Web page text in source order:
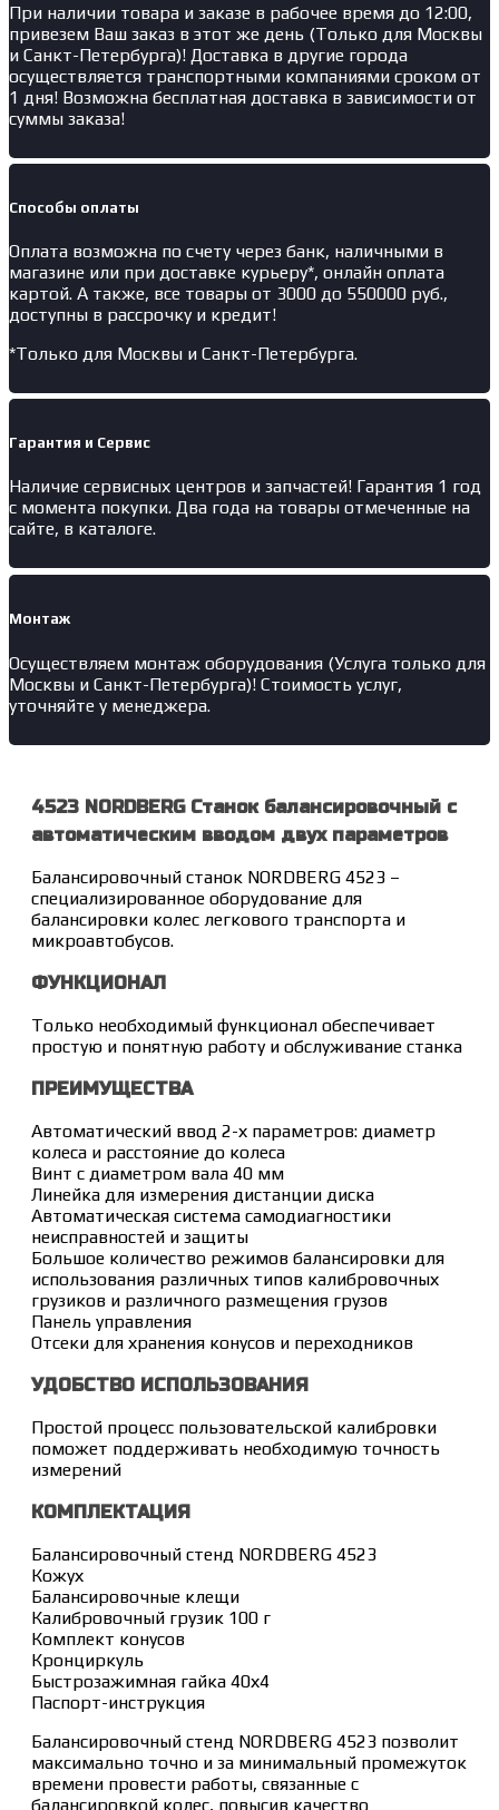
При наличии товара и заказе в рабочее время до 12:00,
привезем Ваш заказ в этот же день (Только для Москвы
и Санкт-Петербурга)! Доставка в другие города
осуществляется транспортными компаниями сроком от
1 дня! Возможна бесплатная доставка в зависимости от
суммы заказа!
Способы оплаты
Оплата возможна по счету через банк, наличными в
магазине или при доставке курьеру*, онлайн оплата
картой. А также, все товары от 3000 до 550000 руб.,
доступны в рассрочку и кредит!
*Только для Москвы и Санкт-Петербурга.
Гарантия и Сервис
Наличие сервисных центров и запчастей! Гарантия 1 год
с момента покупки. Два года на товары отмеченные на
сайте, в каталоге.
Монтаж
Осуществляем монтаж оборудования (Услуга только для
Москвы и Санкт-Петербурга)! Стоимость услуг,
уточняйте у менеджера.
4523 NORDBERG Станок балансировочный с
автоматическим вводом двух параметров
Балансировочный станок NORDBERG 4523 –
специализированное оборудование для
балансировки колес легкового транспорта и
микроавтобусов.
ФУНКЦИОНАЛ
Только необходимый функционал обеспечивает
простую и понятную работу и обслуживание станка
ПРЕИМУЩЕСТВА
Автоматический ввод 2-х параметров: диаметр
колеса и расстояние до колеса
Винт с диаметром вала 40 мм
Линейка для измерения дистанции диска
Автоматическая система самодиагностики
неисправностей и защиты
Большое количество режимов балансировки для
использования различных типов калибровочных
грузиков и различного размещения грузов
Панель управления
Отсеки для хранения конусов и переходников
УДОБСТВО ИСПОЛЬЗОВАНИЯ
Простой процесс пользовательской калибровки
поможет поддерживать необходимую точность
измерений
КОМПЛЕКТАЦИЯ
Балансировочный стенд NORDBERG 4523
Кожух
Балансировочные клещи
Калибровочный грузик 100 г
Комплект конусов
Кронциркуль
Быстрозажимная гайка 40х4
Паспорт-инструкция
Балансировочный стенд NORDBERG 4523 позволит
максимально точно и за минимальный промежуток
времени провести работы, связанные с
балансировкой колес, повысив качество